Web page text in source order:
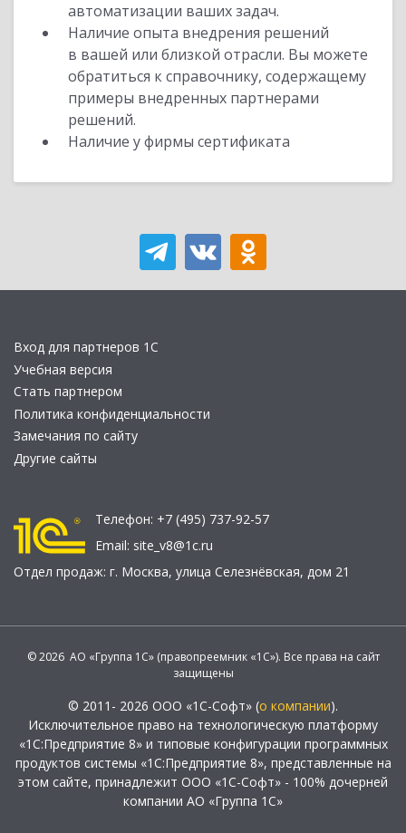
автоматизации ваших задач.
Наличие опыта внедрения решений
в вашей или близкой отрасли. Вы можете
обратиться к справочнику, содержащему
примеры внедренных партнерами
решений.
Наличие у фирмы сертификата
Вход для партнеров 1С
Учебная версия
Стать партнером
Политика конфиденциальности
Замечания по сайту
Другие сайты
Телефон: +7 (495) 737-92-57
Email: site_v8@1c.ru
Отдел продаж: г. Москва, улица Селезнёвская, дом 21
© 2026 АО «Группа 1С» (правопреемник «1С»). Все права на сайт
защищены
© 2011- 2026 ООО «1С-Софт» (о компании).
Исключительное право на технологическую платформу
«1С:Предприятие 8» и типовые конфигурации программных
продуктов системы «1С:Предприятие 8», представленные на
этом сайте, принадлежит ООО «1С-Софт» - 100% дочерней
компании АО «Группа 1С»